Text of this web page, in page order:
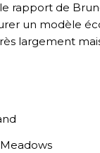
rapport de
un modèle
largement